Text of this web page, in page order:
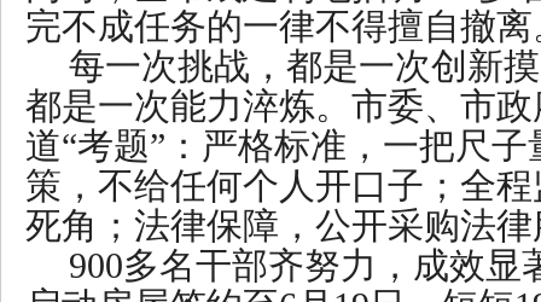
完不成任务的一律不得擅自撤离
每一次挑战，都是一次创新
都是一次能力淬炼。市委、市
道“考题”：严格标准，一把尺
策，不给任何个人开口子；全
死角；法律保障，公开采购法
900多名干部齐努力，成效显